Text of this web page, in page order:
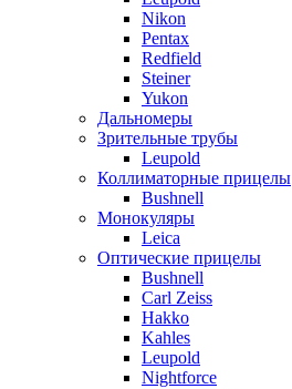
Nikon
Pentax
Redfield
Steiner
Yukon
Дальномеры
Зрительные трубы
Leupold
Коллиматорные прицелы
Bushnell
Монокуляры
Leica
Оптические прицелы
Bushnell
Carl Zeiss
Hakko
Kahles
Leupold
Nightforce